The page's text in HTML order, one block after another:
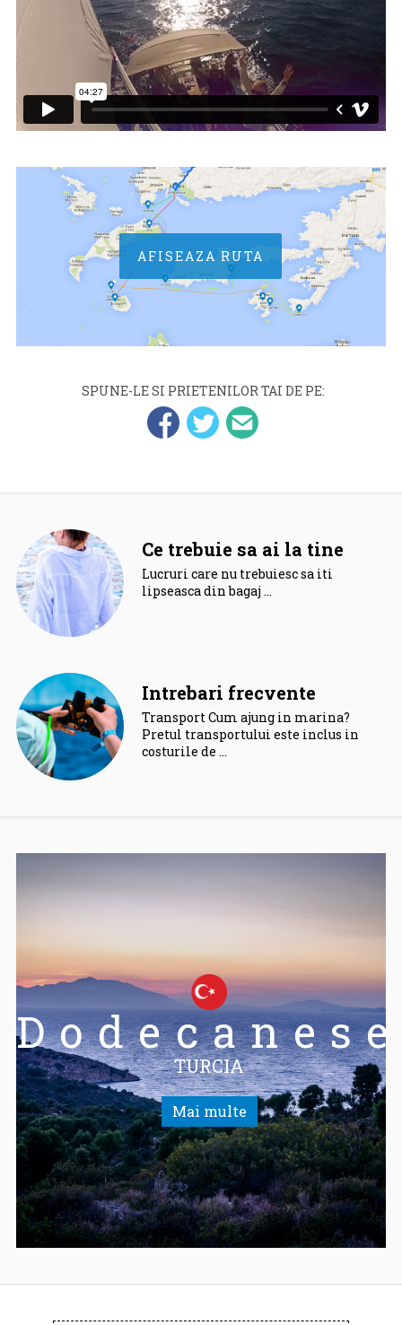
AFISEAZA RUTA
SPUNE-LE SI PRIETENILOR TAI DE PE:
Ce trebuie sa ai la tine
Lucruri care nu trebuiesc sa iti
lipseasca din bagaj …
Intrebari frecvente
Transport Cum ajung in marina?
Pretul transportului este inclus in
costurile de …
Dodecanese
TURCIA
Mai multe